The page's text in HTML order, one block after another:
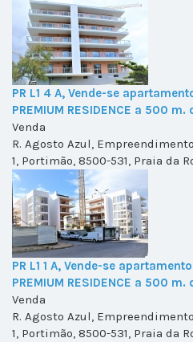
PR L1 4 A, Vende-se
PREMIUM RESIDENCE a 500
Venda
R. Agosto Azul,
1, Portimão, 8500-531, Praia da
PR L1 1 A, Vende-se
PREMIUM RESIDENCE a 500
Venda
R. Agosto Azul,
1, Portimão, 8500-531, Praia da